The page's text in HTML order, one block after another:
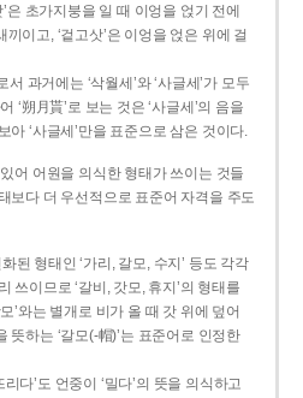
은 초가지붕을 일 때 이엉을 얹기 전에
이고, ‘겉고삿’은 이엉을 얹은 위에 걸
과거에는 ‘삭월세’와 ‘사글세’가 모두
‘朔月貰’로 보는 것은 ‘사글세’의 음을
아 ‘사글세’만을 표준으로 삼은 것이다.
어 어원을 의식한 형태가 쓰이는 것들
보다 더 우선적으로 표준어 자격을 주도
된 형태인 ‘가리, 갈모, 수지’ 등도 각각
쓰이므로 ‘갈비, 갓모, 휴지’의 형태를
’와는 별개로 비가 올 때 갓 위에 덮어
뜻하는 ‘갈모(-帽)’는 표준어로 인정한
리다’도 언중이 ‘밀다’의 뜻을 의식하고